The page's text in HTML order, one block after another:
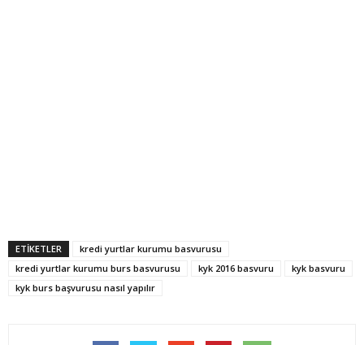
ETİKETLER
kredi yurtlar kurumu basvurusu
kredi yurtlar kurumu burs basvurusu
kyk 2016 basvuru
kyk basvuru
kyk burs başvurusu nasıl yapılır